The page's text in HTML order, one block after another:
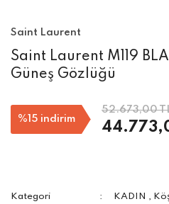
Saint Laurent
Saint Laurent M119
Güneş Gözlüğü
%15 indirim
52.673,00
Kategori KADIN ,